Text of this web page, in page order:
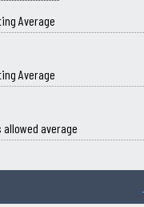
Average
Average
average